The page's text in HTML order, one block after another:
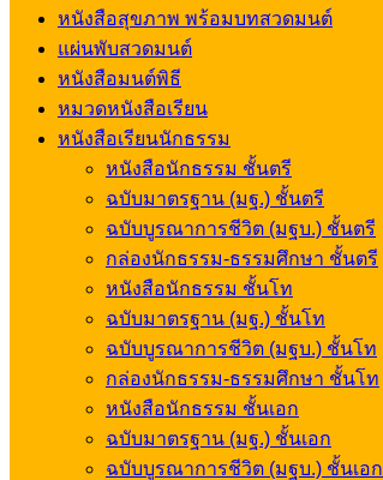
หนังสือสุขภาพ พร้อมบทสวดมนต์
แผ่นพับสวดมนต์
หนังสือมนต์พิธี
หมวดหนังสือเรียน
หนังสือเรียนนักธรรม
หนังสือนักธรรม ชั้นตรี
ฉบับมาตรฐาน (มฐ.) ชั้นตรี
ฉบับบูรณาการชีวิต (มฐบ.) ชั้นตรี
กล่องนักธรรม-ธรรมศึกษา ชั้นตรี
หนังสือนักธรรม ชั้นโท
ฉบับมาตรฐาน (มฐ.) ชั้นโท
ฉบับบูรณาการชีวิต (มฐบ.) ชั้นโท
กล่องนักธรรม-ธรรมศึกษา ชั้นโท
หนังสือนักธรรม ชั้นเอก
ฉบับมาตรฐาน (มฐ.) ชั้นเอก
ฉบับบูรณาการชีวิต (มฐบ.) ชั้นเอก